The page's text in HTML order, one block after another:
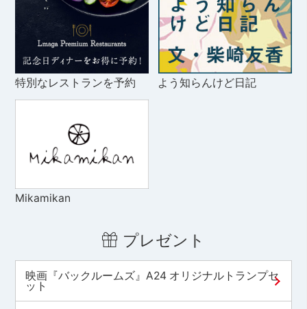
特別なレストランを予約 よう知らんけど日記
Mikamikan
プレゼント
映画『バックルームズ』A24 オリジナルトランプセ
ット